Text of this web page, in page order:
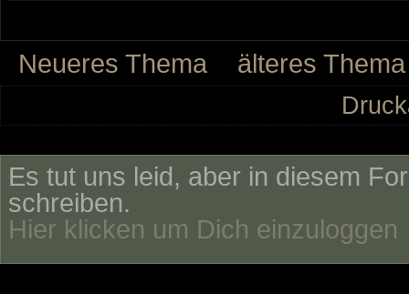
Neueres Thema älteres Thema
Es tut uns leid, aber in diesem
schreiben.
Hier klicken um Dich einzuloggen